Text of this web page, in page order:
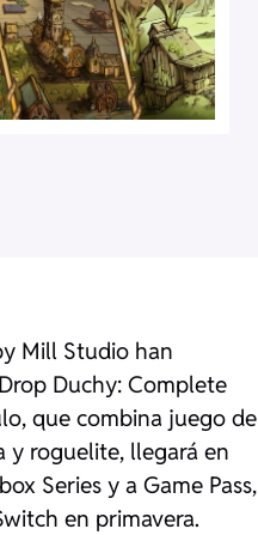
Mill Studio han
Duchy: Complete
que combina juego de
y roguelite, llegará en
Series y a Game Pass,
en primavera.